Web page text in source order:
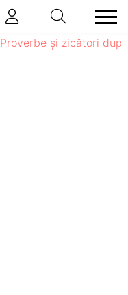
Proverbe și zicători